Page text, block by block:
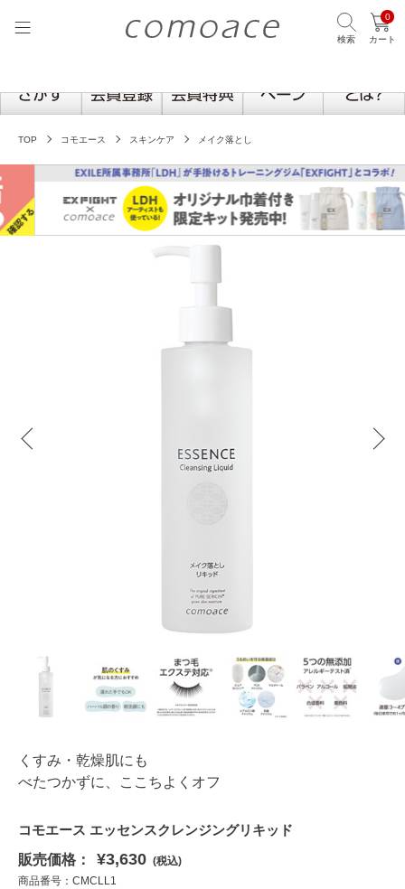
検索
0
カート
TOP コモエース スキンケア メイク落とし
くすみ・乾燥肌にも
べたつかずに、ここちよくオフ
コモエース エッセンスクレンジングリキッド
販売価格：
¥3,630 (税込)
商品番号：CMCLL1